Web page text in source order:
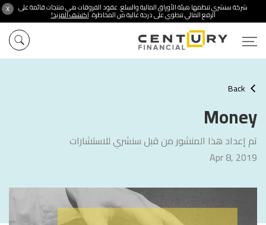
X شركة سنشري تنظمها هيئة الأوراق المالية والسلع. عقود الفروقات هي منتجات قائمة على
الرفع المالي تنطوي على درجة عالية من المخاطرة.اكتشف المزيد!
Back
Money
تم إعداد هذا المنشور من قبل سنشري للاستشارات
Apr 8, 2019